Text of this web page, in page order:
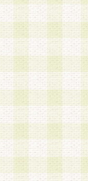
録希望者本人が行う
のとします。
に同意の後、当社指
する必要事項を入
、会員登録を承認し
るためのログイン
告する登録情報の全
てはならないものと
Ｄおよびパスワード
ワードの管理